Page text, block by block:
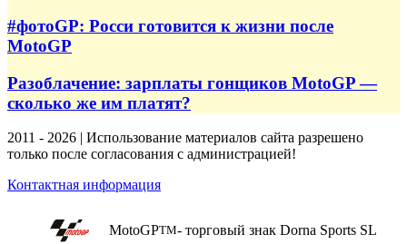
#фотоGP: Росси готовится к жизни после
MotoGP
Разоблачение: зарплаты гонщиков MotoGP —
сколько же им платят?
2011 - 2026 | Использование материалов сайта разрешено
только после согласования с администрацией!
Контактная информация
MotoGPTM- торговый знак Dorna Sports SL